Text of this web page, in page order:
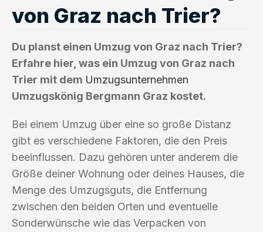
von Graz nach Trier?
Du planst einen Umzug von Graz nach Trier?
Erfahre hier, was ein Umzug von Graz nach
Trier mit dem Umzugsunternehmen
Umzugskönig Bergmann Graz kostet.
Bei einem Umzug über eine so große Distanz
gibt es verschiedene Faktoren, die den Preis
beeinflussen. Dazu gehören unter anderem die
Größe deiner Wohnung oder deines Hauses, die
Menge des Umzugsguts, die Entfernung
zwischen den beiden Orten und eventuelle
Sonderwünsche wie das Verpacken von